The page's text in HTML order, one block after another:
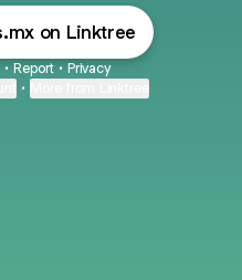
on Linktree
• Report • Privacy
•